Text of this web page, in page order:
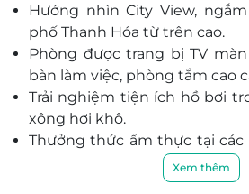
Hướng nhìn City View,
phố Thanh Hóa từ trên cao.
Phòng được trang bị TV
bàn làm việc, phòng tắm cao
Trải nghiệm tiện ích hồ bơi
xông hơi khô.
Thưởng thức ẩm thực tại các
bar đa dạng ngay trong khách
Dịch vụ chuyên nghiệp, đội
Xem thêm